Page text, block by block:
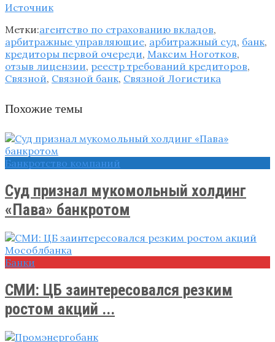
Источник
Метки:агентство по страхованию вкладов,
арбитражные управляющие, арбитражный суд, банк,
кредиторы первой очереди, Максим Ноготков,
отзыв лицензии, реестр требований кредиторов,
Связной, Связной банк, Связной Логистика
Похожие темы
Банкротство компаний
Суд признал мукомольный холдинг
«Пава» банкротом
Банки
СМИ: ЦБ заинтересовался резким
ростом акций ...